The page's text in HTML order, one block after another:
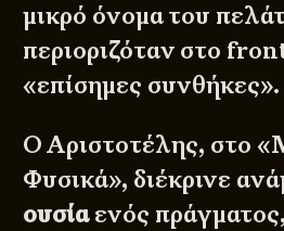
μικρό όνομα του
περιοριζόταν στο
«επίσημες συνθήκες».
Ο Αριστοτέλης, στο
Φυσικά», διέκρινε
ουσίαενός